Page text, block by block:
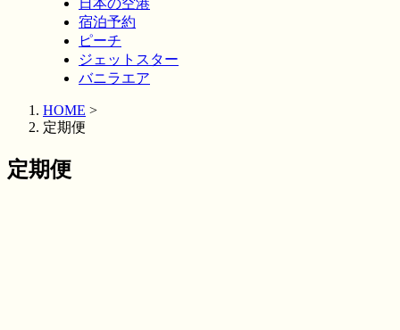
日本の空港
宿泊予約
ピーチ
ジェットスター
バニラエア
HOME >
定期便
定期便